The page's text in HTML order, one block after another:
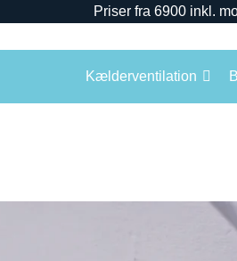
Priser fra 6900 inkl.
Kælderventilation